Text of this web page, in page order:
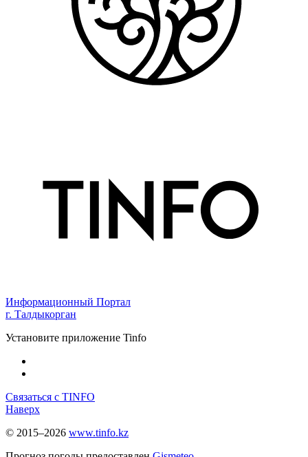
Информационный Портал
г. Талдыкорган
Установите приложение Tinfo
Связаться с TINFO
Наверх
© 2015–2026 www.tinfo.kz